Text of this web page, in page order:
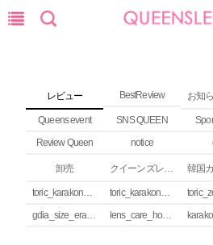
レビュー BestReview
Queens event SNS QUEEN
Review Queen
notice
卸売 クイーンズレンズ カラコンコラム
toric_karakon_takai_riyuu toric_karakon_real_review
gdia_size_erabikata
lens_care_houhou